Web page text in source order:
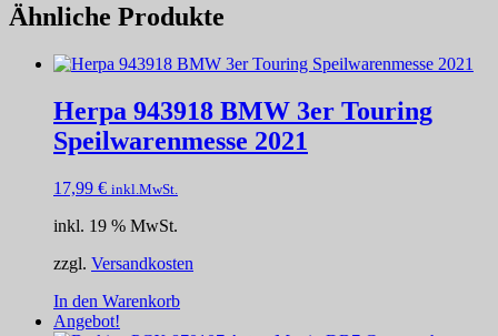
Ähnliche Produkte
Herpa 943918 BMW 3er Touring
Speilwarenmesse 2021
17,99 € inkl.MwSt.
inkl. 19 % MwSt.
zzgl. Versandkosten
In den Warenkorb
Angebot!